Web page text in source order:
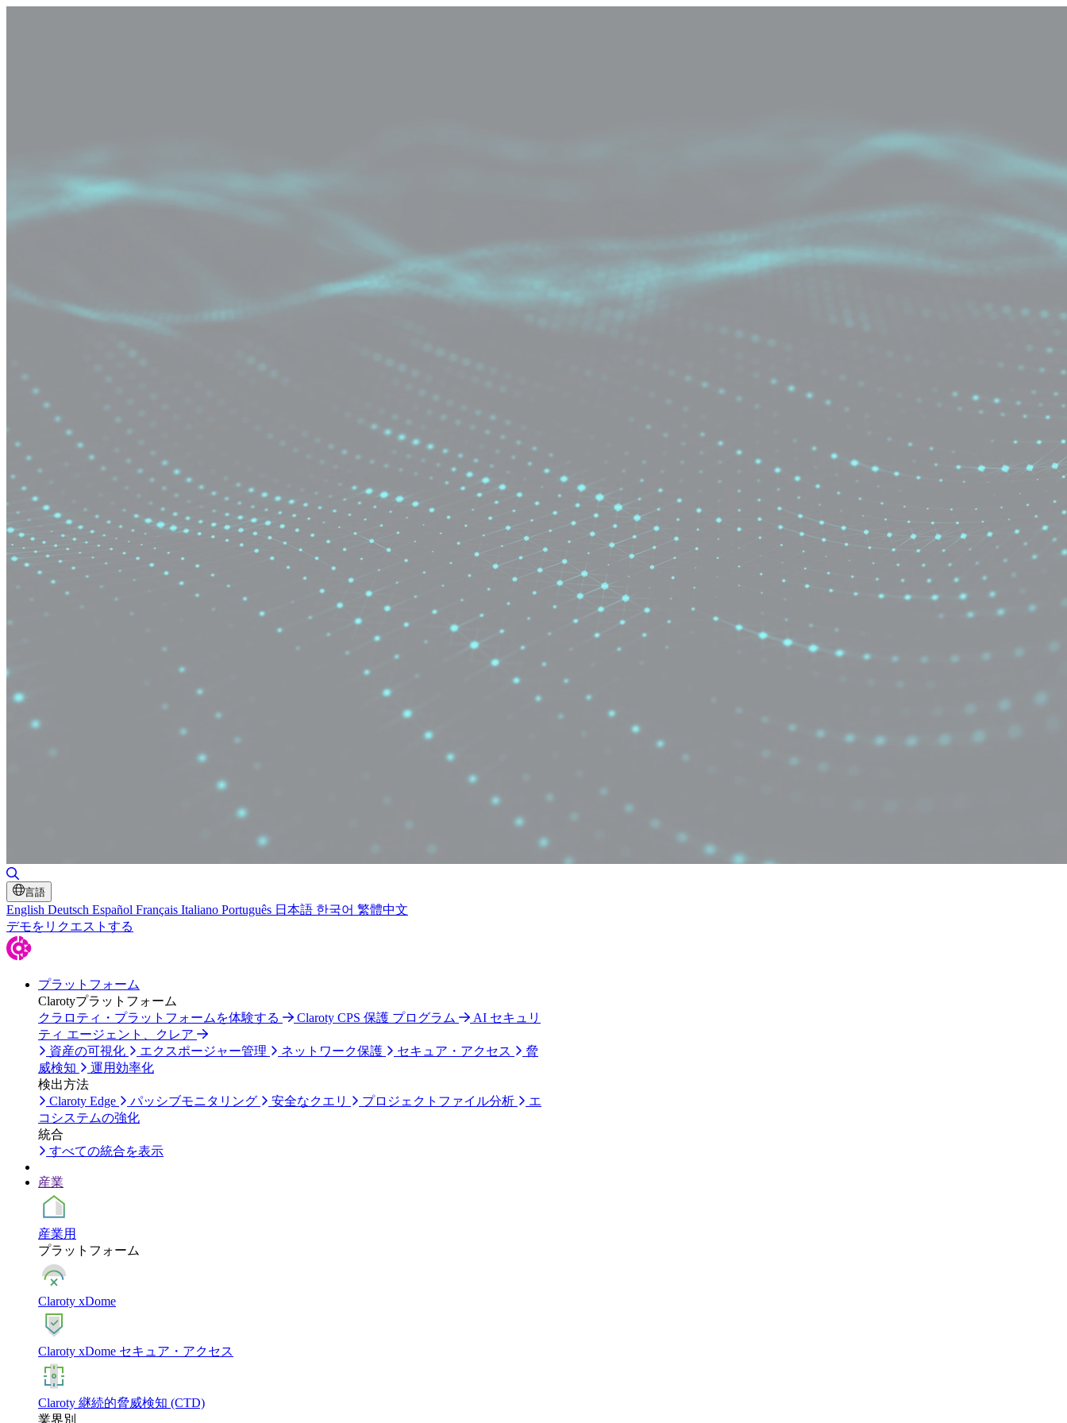
言語
English Deutsch Español Français Italiano Português 日本語 한국어 繁體中文
デモをリクエストする
プラットフォーム
Clarotyプラットフォーム
クラロティ・プラットフォームを体験する
Claroty CPS 保護 プログラム
AI セキュリ
ティ エージェント、クレア
資産の可視化
エクスポージャー管理 ネットワーク保護 セキュア・アクセス
脅
威検知
運用効率化
検出方法
Claroty Edge
パッシブモニタリング 安全なクエリ プロジェクトファイル分析
エ
コシステムの強化
統合
すべての統合を表示
産業
産業用
プラットフォーム
Claroty xDome
Claroty xDome セキュア・アクセス
Claroty 継続的脅威検知 (CTD)
業界別